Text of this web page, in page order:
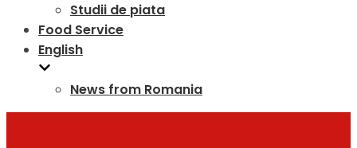
Studii de piata
Food Service
English
News from Romania